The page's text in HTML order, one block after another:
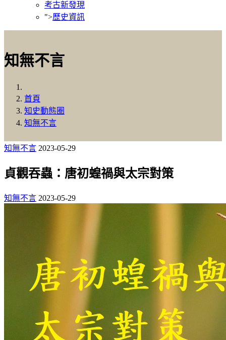
考古新發現
">歷史資訊
知無不言
首頁
知史動態圈
知無不言
知無不言 2023-05-29
貞觀吞蟲：唐初蝗禍與太宗對策
知無不言 2023-05-29